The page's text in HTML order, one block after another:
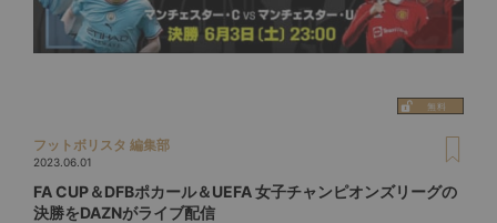
フットボリスタ 編集部
2023.06.01
FA CUP＆DFBポカール＆UEFA 女子チャンピオンズリーグの
決勝をDAZNがライブ配信